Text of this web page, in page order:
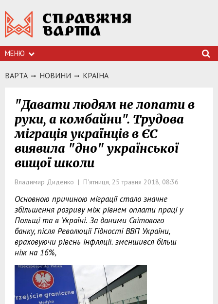
МЕНЮ
ВАРТА НОВИНИ КРАЇНА
"Давати людям не лопати в
руки, а комбайни". Трудова
міграція українців в ЄС
виявила "дно" української
вищої школи
Владимир Диденко | П'ятниця, 25 травня 2018, 08:36
Основною причиною міграції стало значне
збільшення розриву між рівнем оплати праці у
Польщі та в Україні. За даними Світового
банку, після Революції Гідності ВВП України,
враховуючи рівень інфляції. зменшився більш
ніж на 16%,